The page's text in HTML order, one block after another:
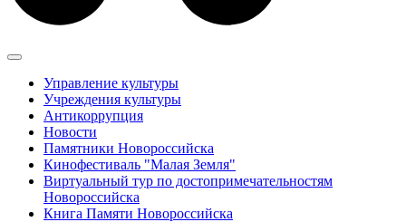
Управление культуры
Учреждения культуры
Антикоррупция
Новости
Памятники Новороссийска
Кинофестиваль "Малая Земля"
Виртуальный тур по достопримечательностям
Новороссийска
Книга Памяти Новороссийска